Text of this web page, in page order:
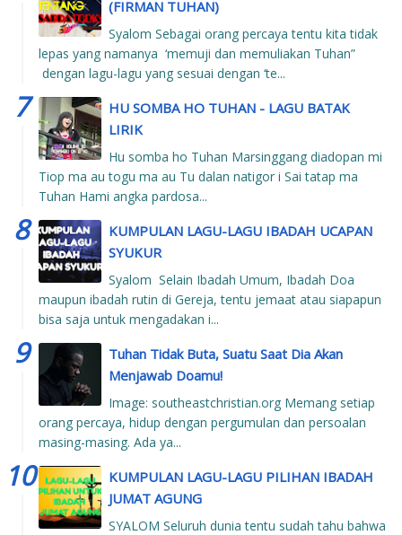
(FIRMAN TUHAN)
Syalom Sebagai orang percaya tentu kita tidak
lepas yang namanya ‘memuji dan memuliakan Tuhan”
dengan lagu-lagu yang sesuai dengan ‘te...
HU SOMBA HO TUHAN - LAGU BATAK
LIRIK
Hu somba ho Tuhan Marsinggang diadopan mi
Tiop ma au togu ma au Tu dalan natigor i Sai tatap ma
Tuhan Hami angka pardosa...
KUMPULAN LAGU-LAGU IBADAH UCAPAN
SYUKUR
Syalom Selain Ibadah Umum, Ibadah Doa
maupun ibadah rutin di Gereja, tentu jemaat atau siapapun
bisa saja untuk mengadakan i...
Tuhan Tidak Buta, Suatu Saat Dia Akan
Menjawab Doamu!
Image: southeastchristian.org Memang setiap
orang percaya, hidup dengan pergumulan dan persoalan
masing-masing. Ada ya...
KUMPULAN LAGU-LAGU PILIHAN IBADAH
JUMAT AGUNG
SYALOM Seluruh dunia tentu sudah tahu bahwa